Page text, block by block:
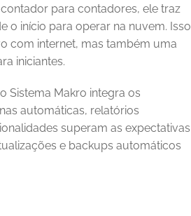
para contadores, ele traz
o início para operar na nuvem. Isso
com internet, mas também uma
iniciantes.
Sistema Makro integra os
automáticas, relatórios
superam as expectativas
e backups automáticos